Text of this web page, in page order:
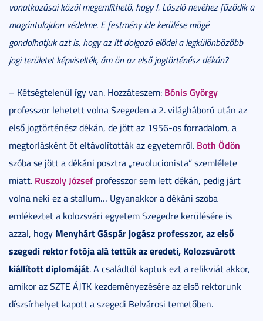
vonatkozásai közül megemlíthető, hogy I. László nevéhez fűződik a
magántulajdon védelme. E festmény ide kerülése mögé
gondolhatjuk azt is, hogy az itt dolgozó elődei a legkülönbözőbb
jogi területet képviselték, ám ön az első jogtörténész dékán?
– Kétségtelenül így van. Hozzáteszem: Bónis György
professzor lehetett volna Szegeden a 2. világháború után az
első jogtörténész dékán, de jött az 1956-os forradalom, a
megtorlásként őt eltávolították az egyetemről. Both Ödön
szóba se jött a dékáni posztra „revolucionista” szemlélete
miatt. Ruszoly József professzor sem lett dékán, pedig járt
volna neki ez a stallum… Ugyanakkor a dékáni szoba
emlékeztet a kolozsvári egyetem Szegedre kerülésére is
azzal, hogy Menyhárt Gáspár jogász professzor, az első
szegedi rektor fotója alá tettük az eredeti, Kolozsvárott
kiállított diplomáját. A családtól kaptuk ezt a relikviát akkor,
amikor az SZTE ÁJTK kezdeményezésére az első rektorunk
díszsírhelyet kapott a szegedi Belvárosi temetőben.